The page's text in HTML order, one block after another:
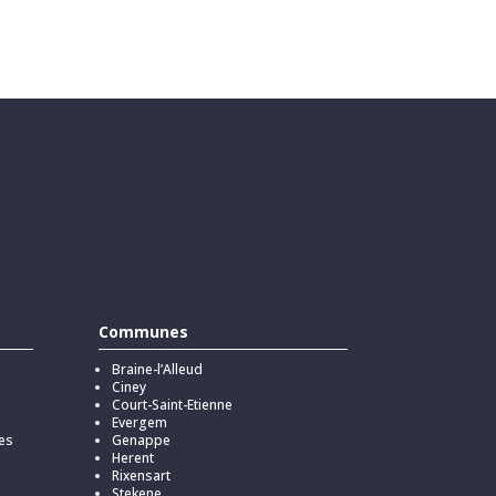
Communes
Braine-l’Alleud
Ciney
Court-Saint-Etienne
Evergem
Genappe
Herent
Rixensart